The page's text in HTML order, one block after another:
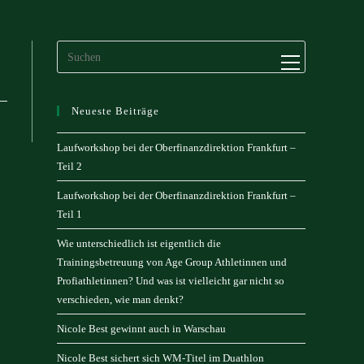
Website-
Neueste Beiträge
Laufworkshop bei der Oberfinanzdirektion Frankfurt –
Teil 2
Laufworkshop bei der Oberfinanzdirektion Frankfurt –
Teil 1
Wie unterschiedlich ist eigentlich die
Trainingsbetreuung von Age Group Athletinnen und
Profiathletinnen? Und was ist vielleicht gar nicht so
verschieden, wie man denkt?
Nicole Best gewinnt auch in Warschau
Nicole Best sichert sich WM-Titel im Duathlon